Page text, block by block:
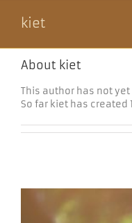
kiet
About kiet
This author has not
So far kiet has created